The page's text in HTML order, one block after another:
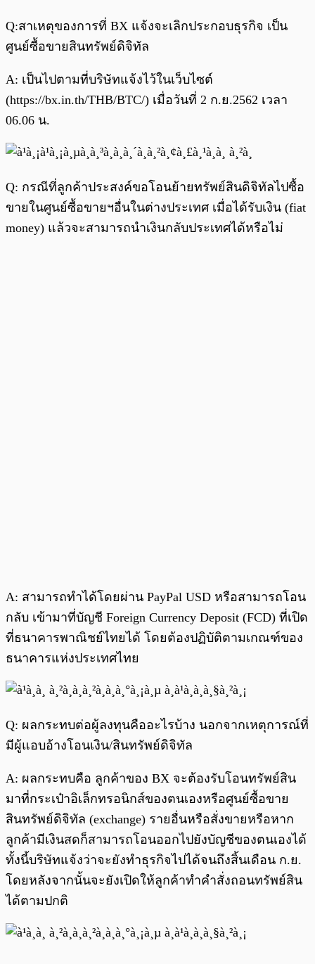
Q:สาเหตุของการที่ BX แจ้งจะเลิกประกอบธุรกิจ เป็น
ศูนย์ซื้อขายสินทรัพย์ดิจิทัล
A: เป็นไปตามที่บริษัทแจ้งไว้ในเว็บไซต์
(https://bx.in.th/THB/BTC/) เมื่อวันที่ 2 ก.ย.2562 เวลา
06.06 น.
Q: กรณีที่ลูกค้าประสงค์ขอโอนย้ายทรัพย์สินดิจิทัลไปซื้อ
ขายในศูนย์ซื้อขายฯอื่นในต่างประเทศ เมื่อได้รับเงิน (fiat
money) แล้วจะสามารถนำเงินกลับประเทศได้หรือไม่
A: สามารถทำได้โดยผ่าน PayPal USD หรือสามารถโอน
กลับ เข้ามาที่บัญชี Foreign Currency Deposit (FCD) ที่เปิด
ที่ธนาคารพาณิชย์ไทยได้ โดยต้องปฏิบัติตามเกณฑ์ของ
ธนาคารแห่งประเทศไทย
Q: ผลกระทบต่อผู้ลงทุนคืออะไรบ้าง นอกจากเหตุการณ์ที่
มีผู้แอบอ้างโอนเงิน/สินทรัพย์ดิจิทัล
A: ผลกระทบคือ ลูกค้าของ BX จะต้องรับโอนทรัพย์สิน
มาที่กระเป๋าอิเล็กทรอนิกส์ของตนเองหรือศูนย์ซื้อขาย
สินทรัพย์ดิจิทัล (exchange) รายอื่นหรือสั่งขายหรือหาก
ลูกค้ามีเงินสดก็สามารถโอนออกไปยังบัญชีของตนเองได้
ทั้งนี้บริษัทแจ้งว่าจะยังทำธุรกิจไปได้จนถึงสิ้นเดือน ก.ย.
โดยหลังจากนั้นจะยังเปิดให้ลูกค้าทำคำสั่งถอนทรัพย์สิน
ได้ตามปกติ